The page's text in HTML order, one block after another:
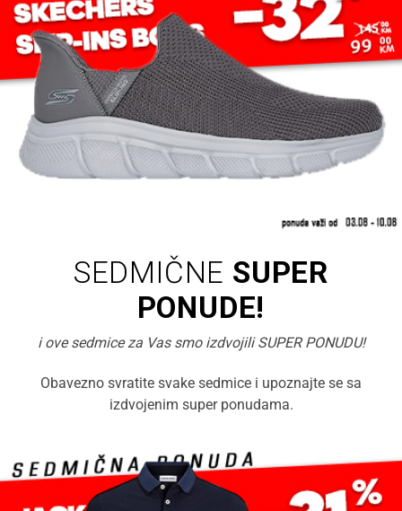
SEDMIČNE SUPER
PONUDE!
i ove sedmice za Vas smo izdvojili SUPER PONUDU!
Obavezno svratite svake sedmice i upoznajte se sa
izdvojenim super ponudama.